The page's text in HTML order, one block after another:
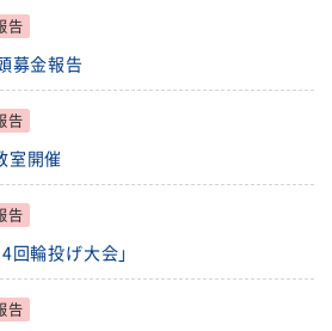
告
募金報告
告
室開催
告
輪投げ大会」
告